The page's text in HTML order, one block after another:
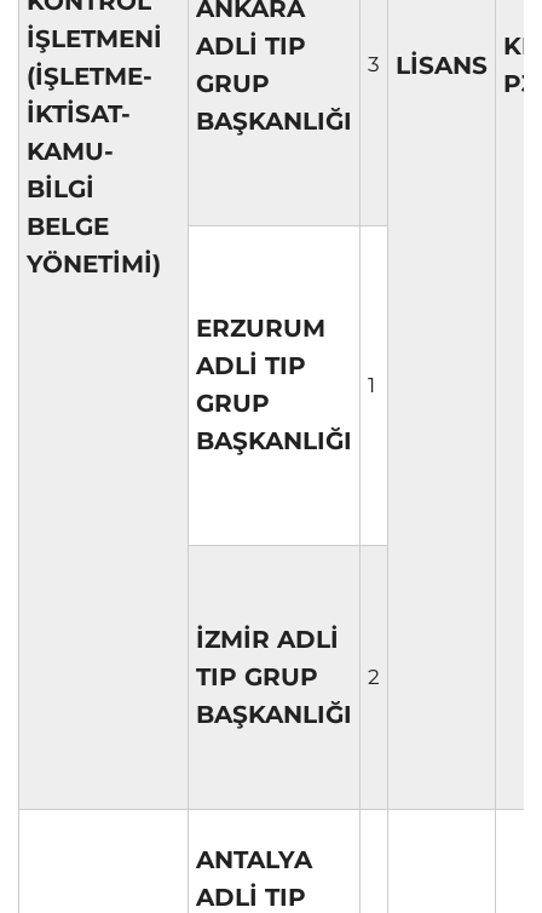
İŞLETMENİ
(İŞLETME-
İKTİSAT-
KAMU-
BİLGİ
BELGE
YÖNETİMİ)
LİSANS
P3
ANKARA
ADLİ TIP
GRUP
BAŞKANLIĞI
3
ERZURUM
ADLİ TIP
GRUP
BAŞKANLIĞI
1
İZMİR ADLİ
TIP GRUP
BAŞKANLIĞI
2
ANTALYA
ADLİ TIP